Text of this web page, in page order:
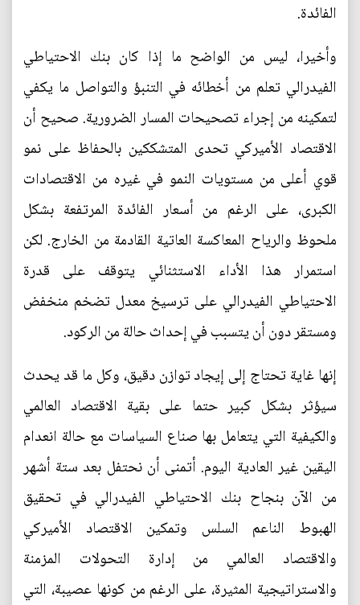
الفائدة.
وأخيرا، ليس من الواضح ما إذا كان بنك الاحتياطي
الفيدرالي تعلم من أخطائه في التنبؤ والتواصل ما يكفي
لتمكينه من إجراء تصحيحات المسار الضرورية. صحيح أن
الاقتصاد الأميركي تحدى المتشككين بالحفاظ على نمو
قوي أعلى من مستويات النمو في غيره من الاقتصادات
الكبرى، على الرغم من أسعار الفائدة المرتفعة بشكل
ملحوظ والرياح المعاكسة العاتية القادمة من الخارج. لكن
استمرار هذا الأداء الاستثنائي يتوقف على قدرة
الاحتياطي الفيدرالي على ترسيخ معدل تضخم منخفض
ومستقر دون أن يتسبب في إحداث حالة من الركود.
إنها غاية تحتاج إلى إيجاد توازن دقيق، وكل ما قد يحدث
سيؤثر بشكل كبير حتما على بقية الاقتصاد العالمي
والكيفية التي يتعامل بها صناع السياسات مع حالة انعدام
اليقين غير العادية اليوم. أتمنى أن نحتفل بعد ستة أشهر
من الآن بنجاح بنك الاحتياطي الفيدرالي في تحقيق
الهبوط الناعم السلس وتمكين الاقتصاد الأميركي
والاقتصاد العالمي من إدارة التحولات المزمنة
والاستراتيجية المثيرة، على الرغم من كونها عصيبة، التي